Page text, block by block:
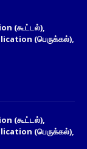
(கூட்டல்),
(பெருக்கல்),
(கூட்டல்),
(பெருக்கல்),